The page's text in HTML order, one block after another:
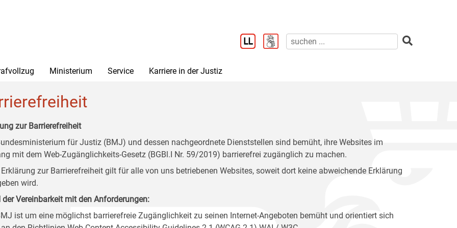
Ministerium Service Karriere in der Justiz
zur Barrierefreiheit
für Justiz (BMJ) und dessen nachgeordnete Dienststellen sind bemüht, ihre Websites im
mit dem Web-Zugänglichkeits-Gesetz (BGBl.I Nr. 59/2019) barrierefrei zugänglich zu machen.
Erklärung zur Barrierefreiheit gilt für alle von uns betriebenen Websites, soweit dort keine abweichende Erklärung
wird.
der Vereinbarkeit mit den Anforderungen:
ist um eine möglichst barrierefreie Zugänglichkeit zu seinen Internet-Angeboten bemüht und orientiert sich